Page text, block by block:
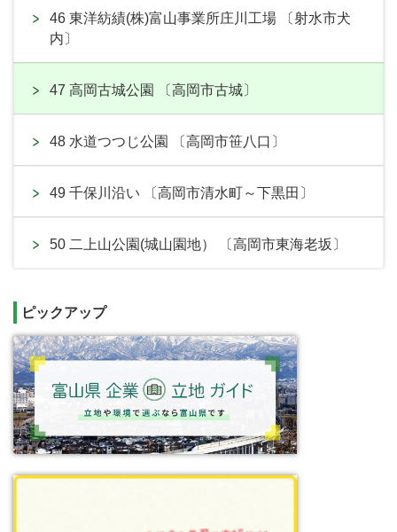
46 東洋紡績(株)富山事業所庄川工場 〔射水市犬
内〕
47 高岡古城公園 〔高岡市古城〕
48 水道つつじ公園 〔高岡市笹八口〕
49 千保川沿い 〔高岡市清水町～下黒田〕
50 二上山公園(城山園地） 〔高岡市東海老坂〕
ピックアップ